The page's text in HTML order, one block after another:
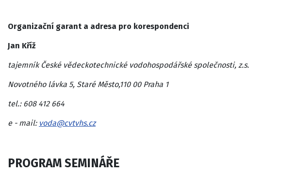
Organizační garant a adresa pro korespondenci
Jan Kříž
tajemník České vědeckotechnické vodohospodářské společnosti, z.s.
Novotného lávka 5, Staré Město,110 00 Praha 1
tel.: 608 412 664
e - mail: voda@cvtvhs.cz
PROGRAM SEMINÁŘE